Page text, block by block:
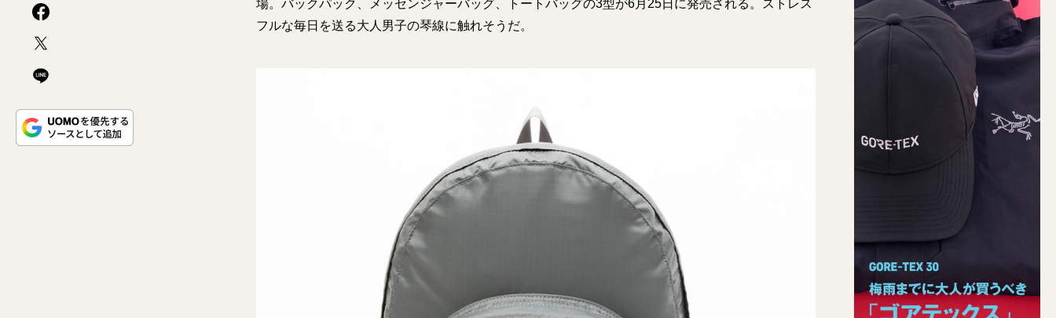
場。バックパック、メッセンジャーバッグ、トートバッグの3型が6月25日に発売される。ストレス
フルな毎日を送る大人男子の琴線に触れそうだ。